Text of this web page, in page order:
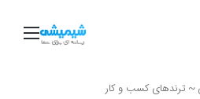
~ ترندهای کسب و کار